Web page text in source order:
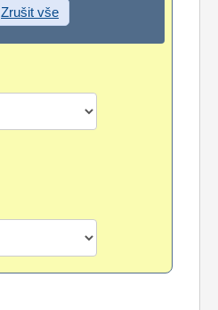
Zrušit vše